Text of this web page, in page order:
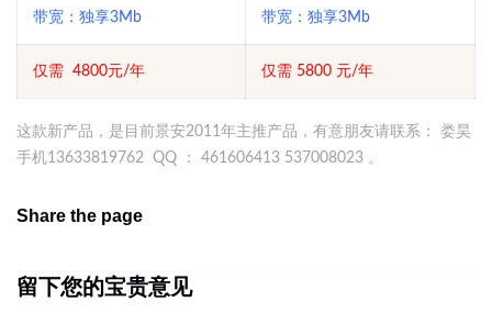
带宽：独享3Mb 带宽：独享3Mb
仅需 4800元/年 仅需 5800 元/年
这款新产品，是目前景安2011年主推产品，有意朋友请联系： 娄昊
手机13633819762 QQ ： 461606413 537008023 。
Share the page
留下您的宝贵意见